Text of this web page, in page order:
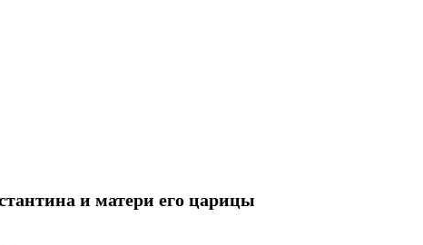
и матери его царицы